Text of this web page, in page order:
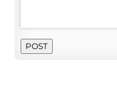
POST